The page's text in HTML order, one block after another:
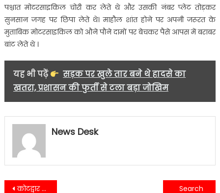
पश्चात मोटरसाइकिल चोरी कर लेते थे और उसकी नंबर प्लेट तोड़कर
सुनसान जगह पर छिपा लेते थे। माहौल शांत होने पर अपनी जरूरत के
मुताबिक मोटरसाइकिल को औने पौने दामों पर बेचकर पैसे आपस में बराबर
बांट लेते थे ।
यह भी पढ़ें
सड़क पर खुले तार बने थे हादसे का
खतरा, प्रशासन की फुर्ती से टला बड़ा जोखिम
News Desk
कोटद्वार में चल रही अग्निवीर भर्ती रैली के पहले दिन देखने को मिली उम्मीदवारों की उत्साही प्रतिक्रिया……
नगर निगम श्रीनगर द्वारा दिनांक 25 नवंबर से 1 दिसंबर 2023 तक बैकुंठ चतुर्दशी मेला एवं विकास प्रदर्शनी का आयोजन किया गया…..